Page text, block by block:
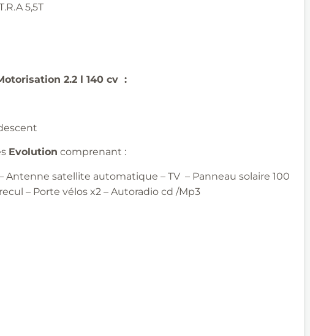
5,5T
2.2 l 140 cv :
Evolution comprenant :
Antenne satellite automatique – TV – Panneau solaire 100
– Porte vélos x2 – Autoradio cd /Mp3